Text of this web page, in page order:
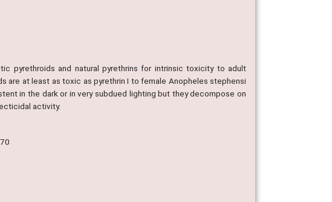
pyrethroids and natural pyrethrins for intrinsic toxicity to adult
at least as toxic as pyrethrin I to female Anopheles stephensi
in the dark or in very subdued lighting but they decompose on
activity.